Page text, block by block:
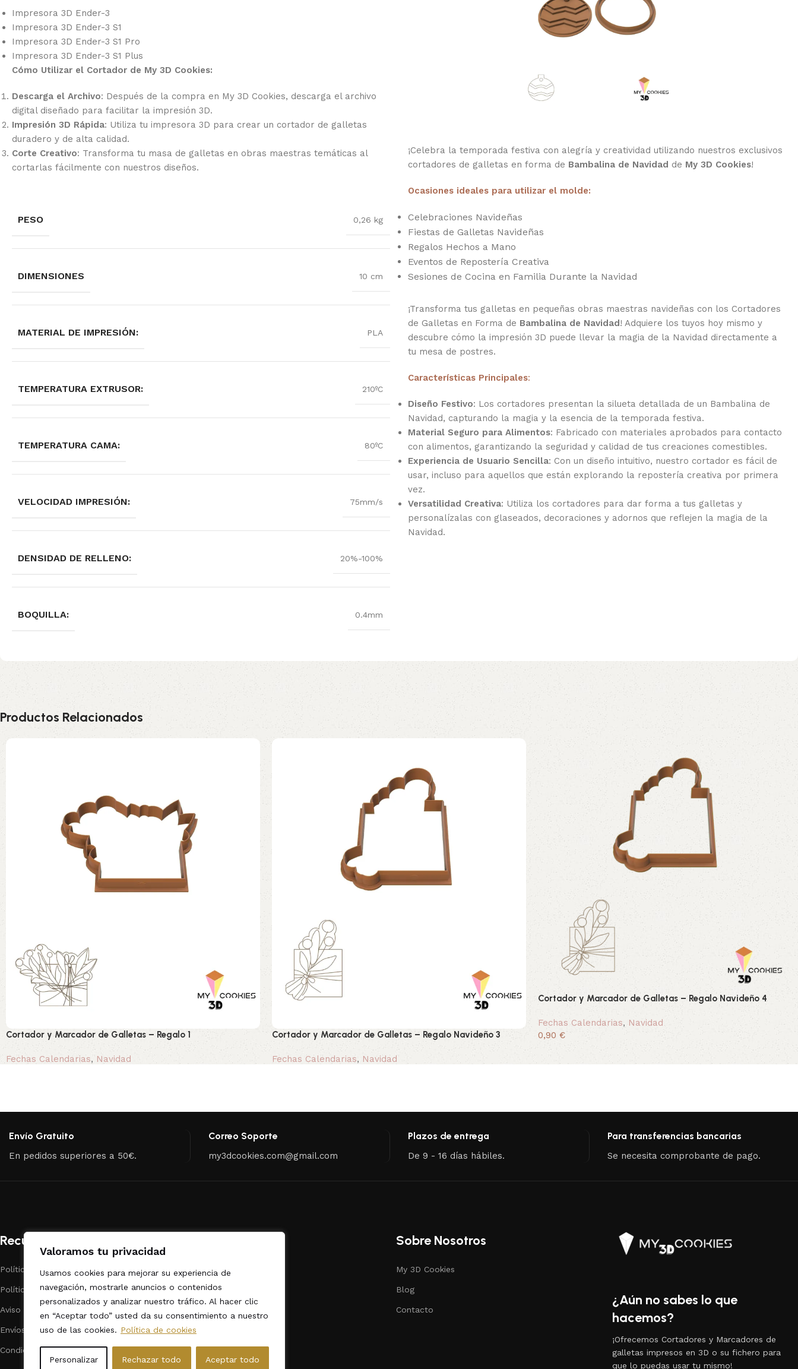
Valoramos tu privacidad
Usamos cookies para mejorar su experiencia de
navegación, mostrarle anuncios o contenidos
personalizados y analizar nuestro tráfico. Al hacer clic
en “Aceptar todo” usted da su consentimiento a nuestro
uso de las cookies. Política de cookies
Personalizar Rechazar todo Aceptar todo
Impresora 3D Ender-3
Impresora 3D Ender-3 S1
Impresora 3D Ender-3 S1 Pro
Impresora 3D Ender-3 S1 Plus
Cómo Utilizar el Cortador de My 3D Cookies:
Descarga el Archivo: Después de la compra en My 3D Cookies, descarga el archivo
digital diseñado para facilitar la impresión 3D.
Impresión 3D Rápida: Utiliza tu impresora 3D para crear un cortador de galletas
duradero y de alta calidad.
Corte Creativo: Transforma tu masa de galletas en obras maestras temáticas al
cortarlas fácilmente con nuestros diseños.
PESO 0,26 kg
DIMENSIONES 10 cm
MATERIAL DE IMPRESIÓN: PLA
TEMPERATURA EXTRUSOR: 210ºC
TEMPERATURA CAMA: 80ºC
VELOCIDAD IMPRESIÓN: 75mm/s
DENSIDAD DE RELLENO: 20%-100%
BOQUILLA: 0.4mm
¡Celebra la temporada festiva con alegría y creatividad utilizando nuestros exclusivos
cortadores de galletas en forma de Bambalina de Navidad de My 3D Cookies!
Ocasiones ideales para utilizar el molde:
Celebraciones Navideñas
Fiestas de Galletas Navideñas
Regalos Hechos a Mano
Eventos de Repostería Creativa
Sesiones de Cocina en Familia Durante la Navidad
¡Transforma tus galletas en pequeñas obras maestras navideñas con los Cortadores
de Galletas en Forma de Bambalina de Navidad! Adquiere los tuyos hoy mismo y
descubre cómo la impresión 3D puede llevar la magia de la Navidad directamente a
tu mesa de postres.
Características Principales:
Diseño Festivo: Los cortadores presentan la silueta detallada de un Bambalina de
Navidad, capturando la magia y la esencia de la temporada festiva.
Material Seguro para Alimentos: Fabricado con materiales aprobados para contacto
con alimentos, garantizando la seguridad y calidad de tus creaciones comestibles.
Experiencia de Usuario Sencilla: Con un diseño intuitivo, nuestro cortador es fácil de
usar, incluso para aquellos que están explorando la repostería creativa por primera
vez.
Versatilidad Creativa: Utiliza los cortadores para dar forma a tus galletas y
personalízalas con glaseados, decoraciones y adornos que reflejen la magia de la
Navidad.
Productos Relacionados
Cortador y Marcador de Galletas – Regalo 1
Fechas Calendarias, Navidad
Cortador y Marcador de Galletas – Regalo Navideño 3
Fechas Calendarias, Navidad
Cortador y Marcador de Galletas – Regalo Navideño 4
Fechas Calendarias, Navidad
0,90 €
Envío Gratuito
En pedidos superiores a 50€.
Correo Soporte
my3dcookies.com@gmail.com
Plazos de entrega
De 9 - 16 días hábiles.
Para transferencias bancarias
Se necesita comprobante de pago.
Recursos
Políticas de Privacidad
Políticas de cookies
Aviso legal
Envíos
Condiciones de contratación
Repostería
Dibujos Animados
Sobre Nosotros
My 3D Cookies
Blog
Contacto
¿Aún no sabes lo que
hacemos?
¡Ofrecemos Cortadores y Marcadores de
galletas impresos en 3D o su fichero para
que lo puedas usar tu mismo!